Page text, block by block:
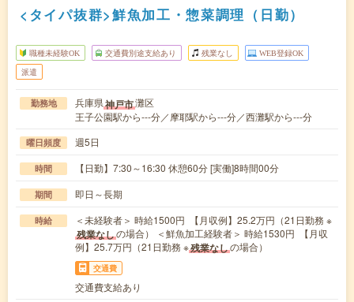
<タイパ抜群>鮮魚加工・惣菜調理（日勤）
職種未経験OK 交通費別途支給あり 残業なし WEB登録OK
派遣
勤務地 兵庫県神戸市灘区
王子公園駅から---分／摩耶駅から---分／西灘駅から---分
曜日頻度 週5日
時間 【日勤】7:30～16:30 休憩60分 [実働]8時間00分
期間 即日～長期
時給 ＜未経験者＞ 時給1500円 【月収例】25.2万円（21日勤務 ※
残業なしの場合） ＜鮮魚加工経験者＞ 時給1530円 【月収
例】25.7万円（21日勤務 ※残業なしの場合）
交通費
交通費支給あり